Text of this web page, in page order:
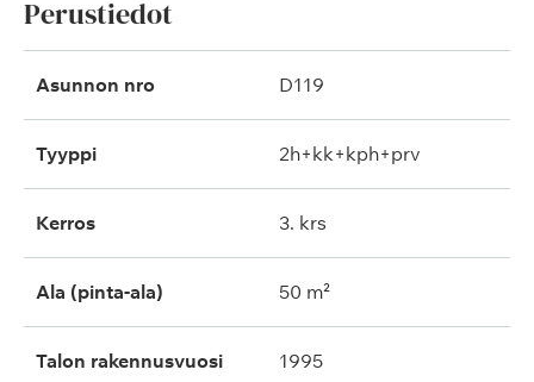
Perustiedot
Asunnon nro D119
Tyyppi 2h+kk+kph+prv
Kerros 3. krs
Ala (pinta-ala) 50 m²
Talon rakennusvuosi 1995